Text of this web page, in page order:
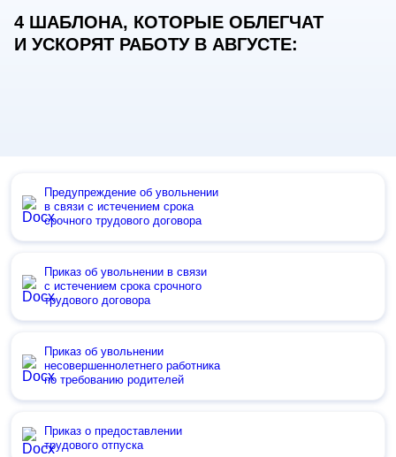
4 ШАБЛОНА, КОТОРЫЕ ОБЛЕГЧАТ
И УСКОРЯТ РАБОТУ В АВГУСТЕ:
Предупреждение об увольнении
в связи с истечением срока
срочного трудового договора
Приказ об увольнении в связи
с истечением срока срочного
трудового договора
Приказ об увольнении
несовершеннолетнего работника
по требованию родителей
Приказ о предоставлении
трудового отпуска